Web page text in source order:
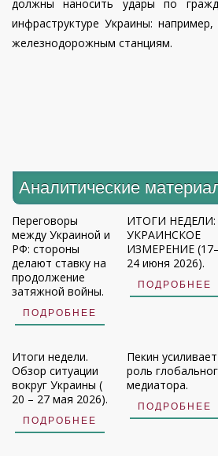
должны наносить удары по
инфраструктуре Украины:
железнодорожным станциям.
Аналитические
Переговоры
между Украиной и
РФ: стороны
делают ставку на
продолжение
затяжной войны.
ПОДРОБНЕЕ
ИТОГИ НЕДЕЛИ:
УКРАИНСКОЕ
ИЗМЕРЕНИЕ (17–
24 июня 2026).
ПОДРОБНЕЕ
Итоги недели.
Обзор ситуации
вокруг Украины (
20 – 27 мая 2026).
ПОДРОБНЕЕ
Пекин усиливает
роль
медиатора.
ПОДРОБНЕЕ